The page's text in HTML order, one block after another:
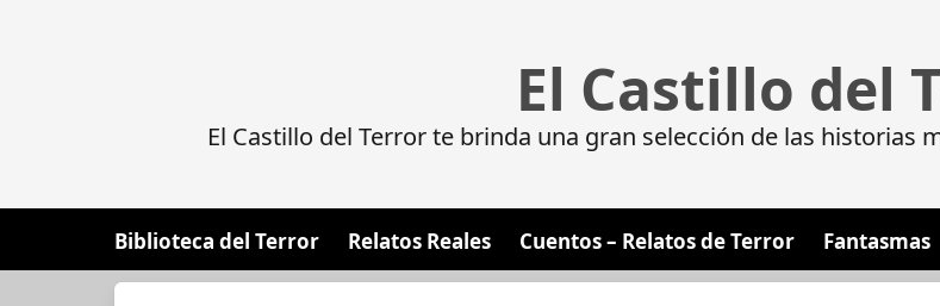
El Castillo del
El Castillo del Terror te brinda una gran selección de las historias
Biblioteca del Terror Relatos Reales Cuentos – Relatos de Terror Fantasmas